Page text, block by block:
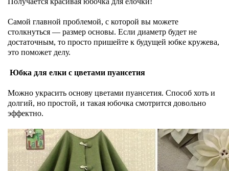
Самой главной проблемой, с которой вы можете
столкнуться — размер основы. Если диаметр будет не
достаточным, то просто пришейте к будущей юбке кружева,
это поможет делу.
Юбка для елки с цветами пуансетия
Можно украсить основу цветами пуансетия. Способ хоть и
долгий, но простой, и такая юбочка смотрится довольно
эффектно.